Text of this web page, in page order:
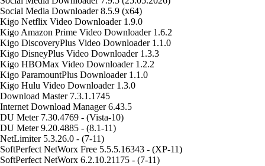
Social Media Downloader 8.5.9 (x64)
Kigo Netflix Video Downloader 1.9.0
Kigo Amazon Prime Video Downloader 1.6.2
Kigo DiscoveryPlus Video Downloader 1.1.0
Kigo DisneyPlus Video Downloader 1.3.3
Kigo HBOMax Video Downloader 1.2.2
Kigo ParamountPlus Downloader 1.1.0
Kigo Hulu Video Downloader 1.3.0
Download Master 7.3.1.1745
Internet Download Manager 6.43.5
DU Meter 7.30.4769 - (Vista-10)
DU Meter 9.20.4885 - (8.1-11)
NetLimiter 5.3.26.0 - (7-11)
SoftPerfect NetWorx Free 5.5.5.16343 - (XP-11)
SoftPerfect NetWorx 6.2.10.21175 - (7-11)